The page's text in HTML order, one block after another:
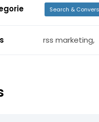
Search &
rss marketing,